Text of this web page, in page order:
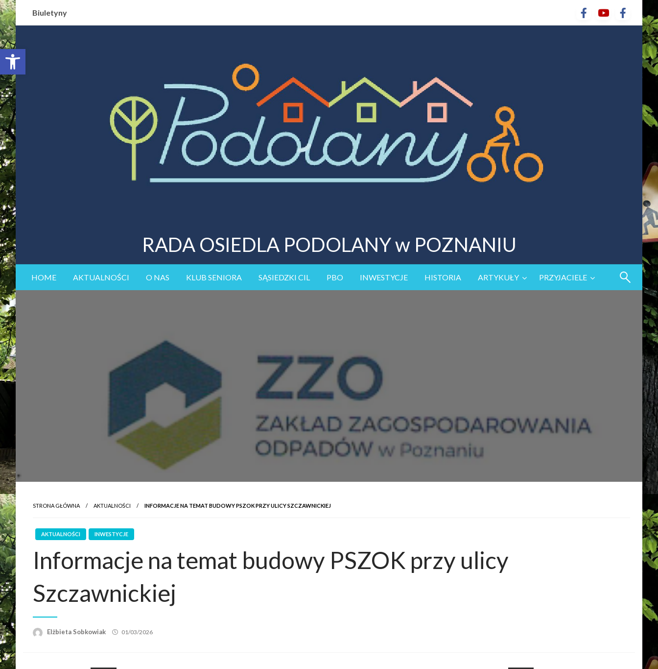
Otwórz pasek narzędzi
Biuletyny
RADA OSIEDLA PODOLANY w POZNANIU
HOME AKTUALNOŚCI O NAS KLUB SENIORA SĄSIEDZKI CIL PBO INWESTYCJE HISTORIA ARTYKUŁY PRZYJACIELE
STRONA GŁÓWNA AKTUALNOŚCI INFORMACJE NA TEMAT BUDOWY PSZOK PRZY ULICY SZCZAWNICKIEJ
AKTUALNOŚCI INWESTYCJE
Informacje na temat budowy PSZOK przy ulicy
Szczawnickiej
Elżbieta Sobkowiak 01/03/2026